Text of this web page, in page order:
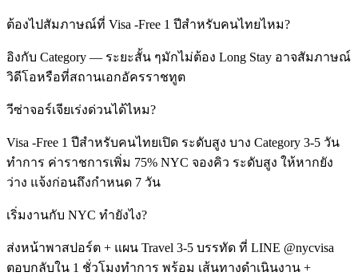
ต้องไปสัมภาษณ์ที่ Visa -Free 1 ปีสำหรับคนไทยไหม?
อิงกับ Category — ระยะสั้น ๆมักไม่ต้อง Long Stay อาจสัมภาษณ์
วิดีโอหรือที่สถานเอกอัครราชทูต
วีซ่าจอร์เจียเร่งด่วนได้ไหม?
Visa -Free 1 ปีสำหรับคนไทยเปิด ระดับสูง บาง Category 3-5 วัน
ทำการ ค่าราชการเพิ่ม 75% NYC จองคิว ระดับสูง ให้หากยัง
ว่าง แจ้งก่อนถึงกำหนด 7 วัน
เริ่มงานกับ NYC ทำยังไง?
ส่งหน้าพาสปอร์ต + แผน Travel 3-5 บรรทัด ที่ LINE @nycvisa
ตอบกลับใน 1 ชั่วโมงทำการ พร้อม เส้นทางดำเนินงาน +